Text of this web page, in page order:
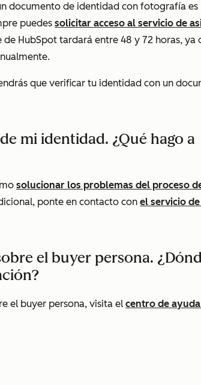
documento de identidad con fotografía
puedes solicitar acceso al servicio de
de HubSpot tardará entre 48 y 72 horas, ya
que verificar tu identidad con un
mi identidad. ¿Qué hago a
solucionar los problemas del proceso
ponte en contacto con el servicio
el buyer persona.
el buyer persona, visita el centro de